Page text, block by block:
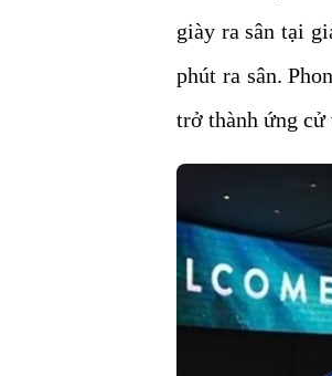
giày ra sân tại
phút ra sân.
trở thành ứng cử